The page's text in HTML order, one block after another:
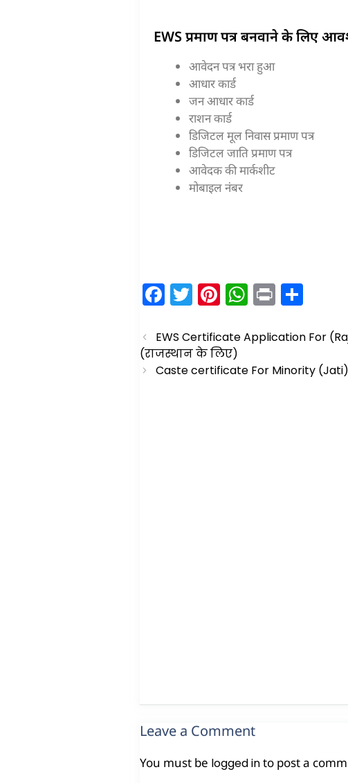
EWS प्रमाण पत्र बनवाने के लिए
आवेदन पत्र भरा हुआ
आधार कार्ड
जन आधार कार्ड
राशन कार्ड
डिजिटल मूल निवास प्रमाण पत्र
डिजिटल जाति प्रमाण पत्र
आवेदक की मार्कशीट
मोबाइल नंबर
F
a
c
e
b
T
w
itt
er
Pi
nt
er
e
st
W
h
a
ts
A
Pr
in
t
S
ar
e
EWS Certificate Application For
(राजस्थान के लिए)
Caste certificate For Minority
Leave a Comment
You must be logged into post a